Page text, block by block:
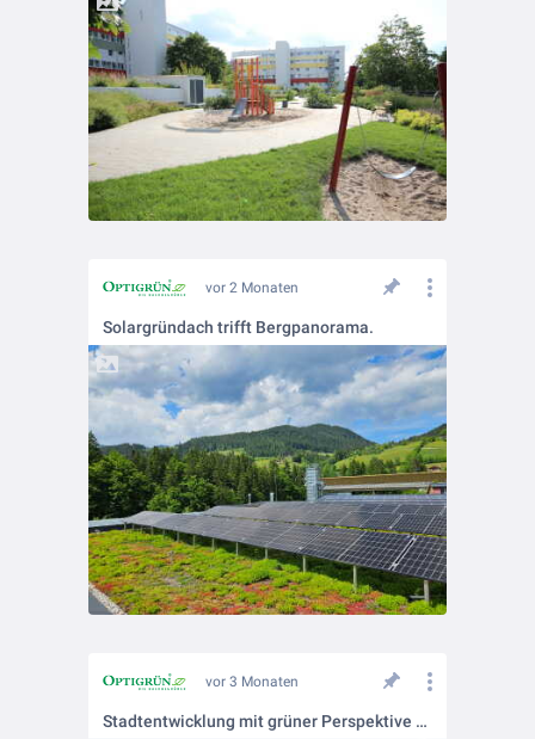
vor 2 Monaten
Solargründach trifft Bergpanorama.
vor 3 Monaten
Stadtentwicklung mit grüner Perspektive beim Projekt Roelevard im belgischen Roeselare.